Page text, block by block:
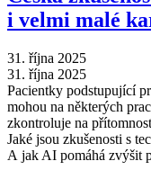
i velmi malé
31. října 2025
31. října 2025
Pacientky podstupující
mohou na některých
zkontroluje na
Jaké jsou zkušenosti s
A jak AI pomáhá zvýšit